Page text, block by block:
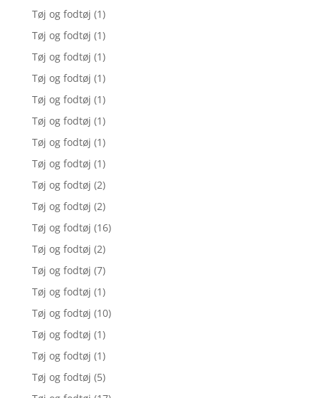
Tøj og fodtøj (1)
Tøj og fodtøj (1)
Tøj og fodtøj (1)
Tøj og fodtøj (1)
Tøj og fodtøj (1)
Tøj og fodtøj (1)
Tøj og fodtøj (1)
Tøj og fodtøj (1)
Tøj og fodtøj (2)
Tøj og fodtøj (2)
Tøj og fodtøj (16)
Tøj og fodtøj (2)
Tøj og fodtøj (7)
Tøj og fodtøj (1)
Tøj og fodtøj (10)
Tøj og fodtøj (1)
Tøj og fodtøj (1)
Tøj og fodtøj (5)